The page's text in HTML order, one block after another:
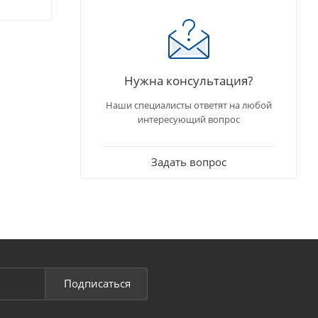
Нужна консультация?
Наши специалисты ответят на любой
интересующий вопрос
Задать вопрос
Подписаться